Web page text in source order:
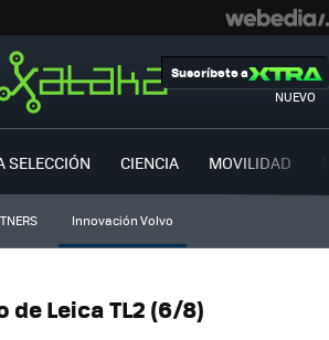
NUEVO
Suscríbete a
SELECCIÓN CIENCIA MOVILIDAD
Innovación Volvo
de Leica TL2 (6/8)